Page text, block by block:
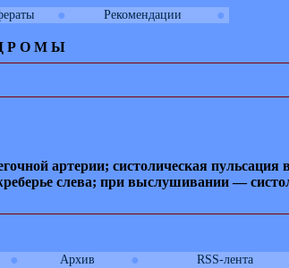
● Рекомендации ●
Р О М Ы
артерии; систолическая пульсация
слева; при выслушивании —
● Архив ● RSS-лента